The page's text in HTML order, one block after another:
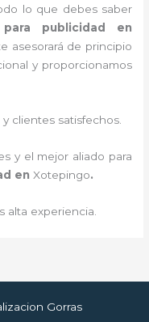
lo que debes saber
publicidad
en
asesorará de principio
y proporcionamos
clientes satisfechos.
y el mejor aliado para
en Xotepingo.
alta experiencia.
Gorras